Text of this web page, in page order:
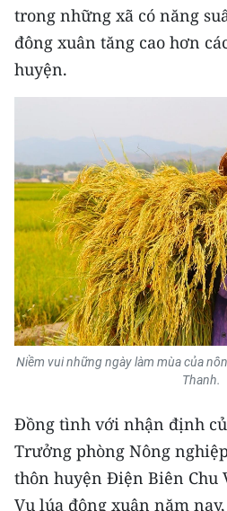
MUA BÁO
ĐỌC BÁO IN
中文
FRANÇAIS
РУССКИЙ
ESPAÑOL
한국어
trong những xã có năng
đông xuân tăng cao hơn
huyện.
Niềm vui những ngày làm mùa của
Thanh.
Đồng tình với nhận định
Trưởng phòng Nông
thôn huyện Điện Biên Chu
Vụ lúa đông xuân năm